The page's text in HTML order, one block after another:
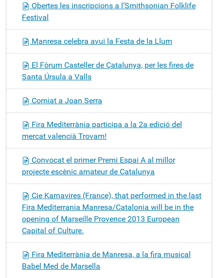
Obertes les inscripcions a l’Smithsonian Folklife
Festival
Manresa celebra avui la Festa de la Llum
El Fòrum Casteller de Catalunya, per les fires de
Santa Úrsula a Valls
Comiat a Joan Serra
Fira Mediterrània participa a la 2a edició del
mercat valencià Trovam!
Convocat el primer Premi Espai A al millor
projecte escènic amateur de Catalunya
Cie Karnavires (France), that performed in the last
Fira Mediterrania Manresa/Catalonia will be in the
opening of Marseille Provence 2013 European
Capital of Culture.
Fira Mediterrània de Manresa, a la fira musical
Babel Med de Marsella